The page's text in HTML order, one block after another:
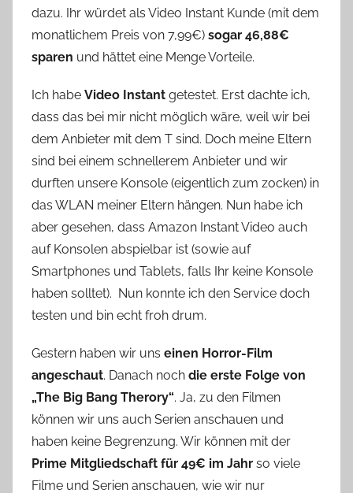
dazu. Ihr würdet als Video Instant Kunde (mit dem
monatlichem Preis von 7,99€) sogar 46,88€
sparen und hättet eine Menge Vorteile.
Ich habe Video Instant getestet. Erst dachte ich,
dass das bei mir nicht möglich wäre, weil wir bei
dem Anbieter mit dem T sind. Doch meine Eltern
sind bei einem schnellerem Anbieter und wir
durften unsere Konsole (eigentlich zum zocken) in
das WLAN meiner Eltern hängen. Nun habe ich
aber gesehen, dass Amazon Instant Video auch
auf Konsolen abspielbar ist (sowie auf
Smartphones und Tablets, falls Ihr keine Konsole
haben solltet). Nun konnte ich den Service doch
testen und bin echt froh drum.
Gestern haben wir uns einen Horror-Film
angeschaut. Danach noch die erste Folge von
„The Big Bang Therory“. Ja, zu den Filmen
können wir uns auch Serien anschauen und
haben keine Begrenzung. Wir können mit der
Prime Mitgliedschaft für 49€ im Jahr so viele
Filme und Serien anschauen, wie wir nur